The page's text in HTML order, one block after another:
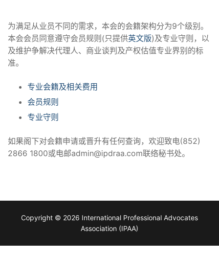
为满足从业员不同的需求，本会的会籍架构分为9个级别。
本会会员同意遵守会员规则(只提供英文版)及专业守则，以
及维护争解决代理人、商业谈判及产权估值专业界别的标
准。
专业会籍及相关费用
会员规则
专业守则
如果阁下对会籍申请或晋升有任何查询，欢迎致电(852)
2866 1800或电邮admin@ipdraa.com联络秘书处。
Copyright © 2026 International Professional Advocates
Association (IPAA)